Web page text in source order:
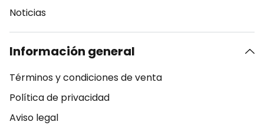
Noticias
Información general
Términos y condiciones de venta
Política de privacidad
Aviso legal